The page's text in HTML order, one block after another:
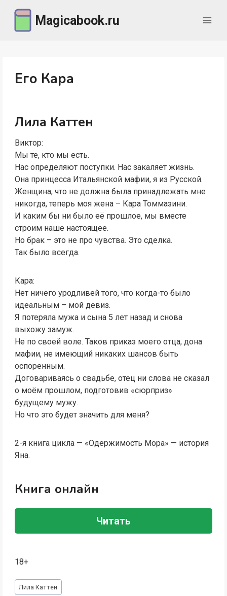
содержимому
Magicabook.ru
Его Кара
Лила Каттен
Виктор:
Мы те, кто мы есть.
Нас определяют поступки. Нас закаляет жизнь.
Она принцесса Итальянской мафии, я из Русской.
Женщина, что не должна была принадлежать мне
никогда, теперь моя жена – Кара Томмазини.
И каким бы ни было её прошлое, мы вместе
строим наше настоящее.
Но брак – это не про чувства. Это сделка.
Так было всегда.
Кара:
Нет ничего уродливей того, что когда-то было
идеальным – мой девиз.
Я потеряла мужа и сына 5 лет назад и снова
выхожу замуж.
Не по своей воле. Таков приказ моего отца, дона
мафии, не имеющий никаких шансов быть
оспоренным.
Договариваясь о свадьбе, отец ни слова не сказал
о моём прошлом, подготовив «сюрприз»
будущему мужу.
Но что это будет значить для меня?
2-я книга цикла — «Одержимость Мора» — история
Яна.
Книга онлайн
Читать
18+
Метки
записи:
Лила Каттен